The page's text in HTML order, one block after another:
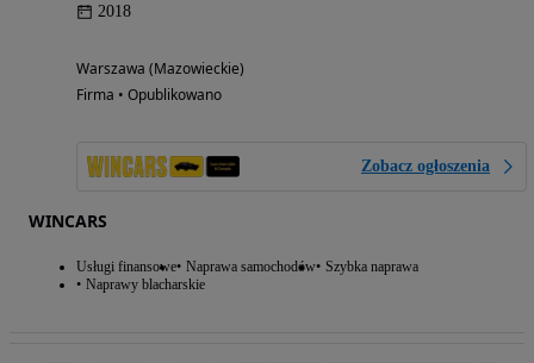
2018
Warszawa (Mazowieckie)
Firma • Opublikowano
Zobacz ogłoszenia
WINCARS
Usługi finansowe Naprawa samochodów Szybka naprawa
Naprawy blacharskie